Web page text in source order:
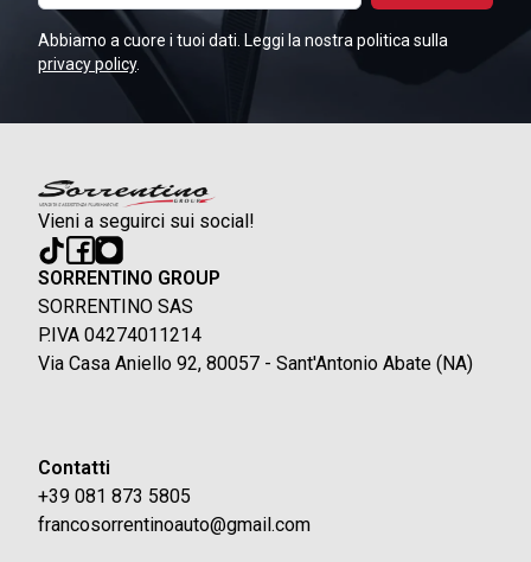
Abbiamo a cuore i tuoi dati. Leggi la nostra politica sulla
privacy policy.
Vieni a seguirci sui social!
SORRENTINO GROUP
SORRENTINO SAS
P.IVA 04274011214
Via Casa Aniello 92, 80057 - Sant'Antonio Abate (NA)
Contatti
+39 081 873 5805
francosorrentinoauto@gmail.com